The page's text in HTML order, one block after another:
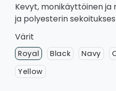
Kevyt, monikäyttöinen ja
ja polyesterin
Värit
Royal Black Navy
Yellow